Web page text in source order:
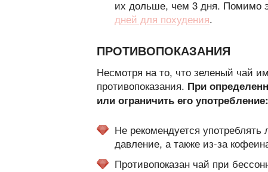
их дольше, чем 3 дня. Помимо
дней для похудения.
ПРОТИВОПОКАЗАНИЯ
Несмотря на то, что зеленый чай
противопоказания. При
или ограничить его употребление:
Не рекомендуется
давление, а также из-за
Противопоказан чай при